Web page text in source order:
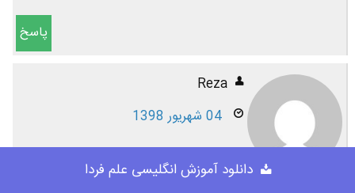
پاسخ
Reza
04 شهریور 1398
دانلود آموزش انگلیسی علم فردا